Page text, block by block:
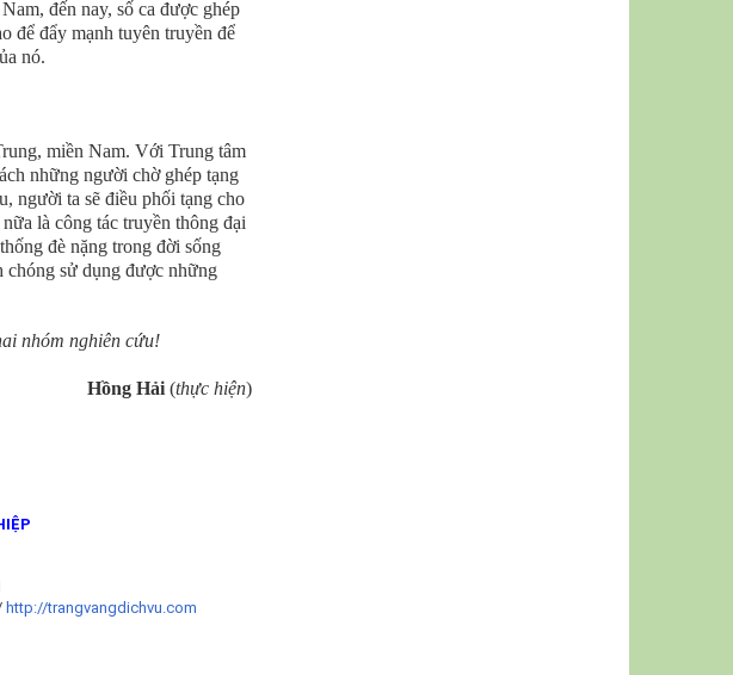
đến nay, số ca được ghép
để đẩy mạnh tuyên truyền để
nó.
miền Nam. Với Trung tâm
những người chờ ghép tạng
người ta sẽ điều phối tạng cho
là công tác truyền thông đại
đè nặng trong đời sống
chóng sử dụng được những
nhóm nghiên cứu!
Hồng Hải (thực hiện)
http://trangvangdichvu.com